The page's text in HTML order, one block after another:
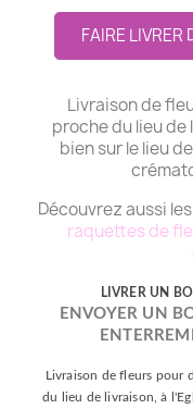
FAIRE LIVRER
Livraison de
proche du lieu de
bien sur le lieu
Découvrez aussi les
raquettes de
LIVRER UN
ENVOYER UN
Livraison de fleurs pour
du lieu de livraison, à